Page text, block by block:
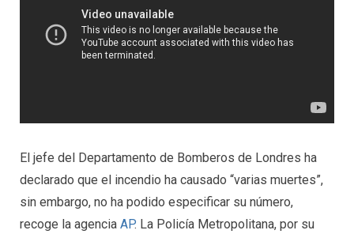
El jefe del Departamento de Bomberos de Londres ha
declarado que el incendio ha causado “varias muertes”,
sin embargo, no ha podido especificar su número,
recoge la agencia AP. La Policía Metropolitana, por su